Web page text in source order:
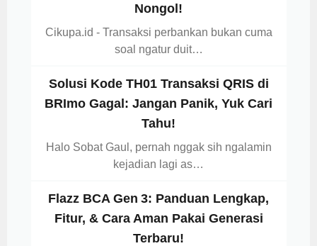
Nongol!
Cikupa.id - Transaksi perbankan bukan cuma
soal ngatur duit…
Solusi Kode TH01 Transaksi QRIS di
BRImo Gagal: Jangan Panik, Yuk Cari
Tahu!
Halo Sobat Gaul, pernah nggak sih ngalamin
kejadian lagi as…
Flazz BCA Gen 3: Panduan Lengkap,
Fitur, & Cara Aman Pakai Generasi
Terbaru!